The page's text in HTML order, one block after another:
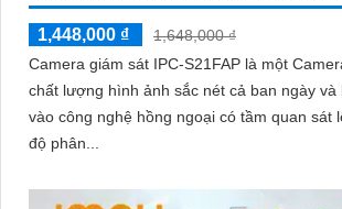
1,448,000 ₫
1,648,000 ₫
Camera giám sát IPC-S21FAP là một
chất lượng hình ảnh sắc nét cả ban ngày và
vào công nghệ hồng ngoại có tầm quan sát lên
độ phân...